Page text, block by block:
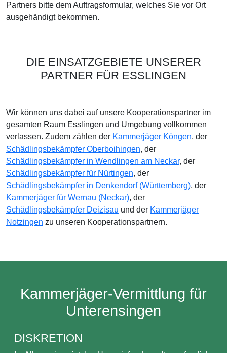
Partners bitte dem Auftragsformular, welches Sie vor Ort
ausgehändigt bekommen.
DIE EINSATZGEBIETE UNSERER
PARTNER FÜR ESSLINGEN
Wir können uns dabei auf unsere Kooperationspartner im
gesamten Raum Esslingen und Umgebung vollkommen
verlassen. Zudem zählen der Kammerjäger Köngen, der
Schädlingsbekämpfer Oberboihingen, der
Schädlingsbekämpfer in Wendlingen am Neckar, der
Schädlingsbekämpfer für Nürtingen, der
Schädlingsbekämpfer in Denkendorf (Württemberg), der
Kammerjäger für Wernau (Neckar), der
Schädlingsbekämpfer Deizisau und der Kammerjäger
Notzingen zu unseren Kooperationspartnern.
Kammerjäger-Vermittlung für
Unterensingen
DISKRETION